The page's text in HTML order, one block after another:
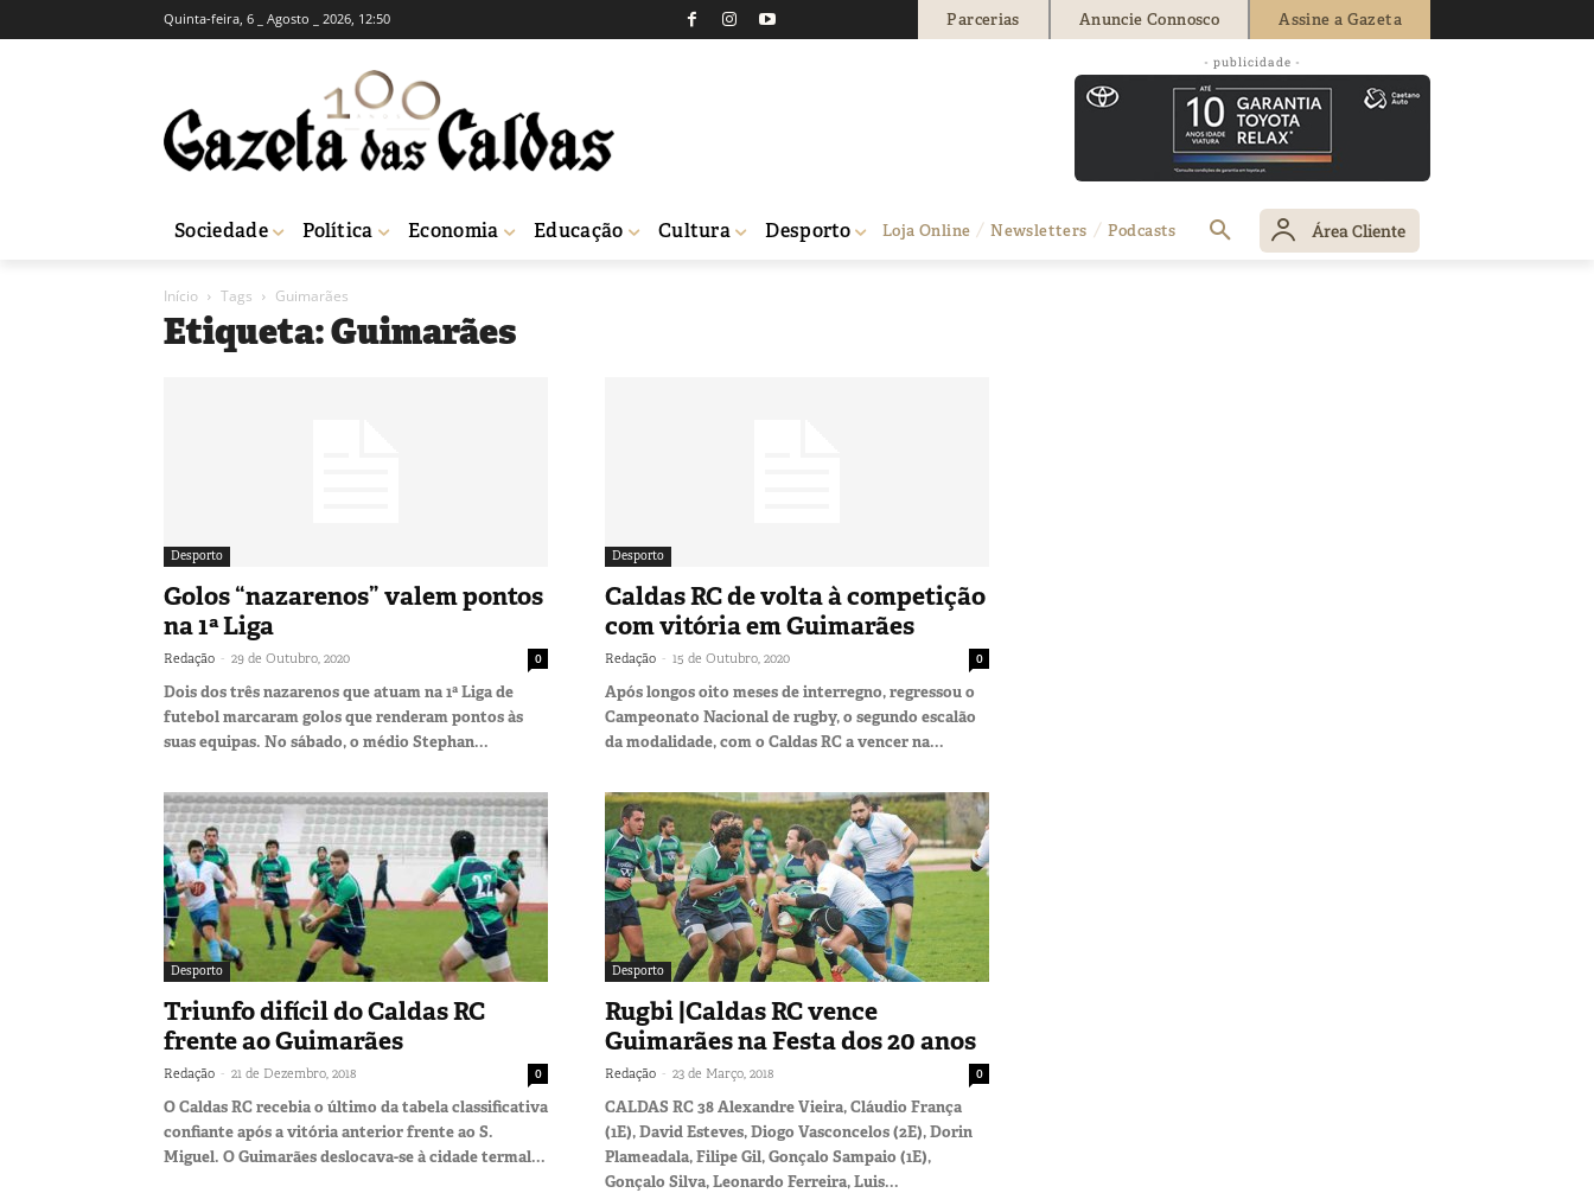
Quinta-feira, 6 _ Agosto _ 2026, 12:50 Parcerias Anuncie Connosco Assine a Gazeta
- publicidade -
Sociedade Política Economia Educação Cultura Desporto Loja Online Newsletters Podcasts Área Cliente
Início Tags Guimarães
Etiqueta: Guimarães
Desporto
Golos “nazarenos” valem pontos
na 1ª Liga
Redação - 29 de Outubro, 2020 0
Dois dos três nazarenos que atuam na 1ª Liga de
futebol marcaram golos que renderam pontos às
suas equipas. No sábado, o médio Stephan...
Desporto
Caldas RC de volta à competição
com vitória em Guimarães
Redação - 15 de Outubro, 2020 0
Após longos oito meses de interregno, regressou o
Campeonato Nacional de rugby, o segundo escalão
da modalidade, com o Caldas RC a vencer na...
Desporto
Triunfo difícil do Caldas RC
frente ao Guimarães
Redação - 21 de Dezembro, 2018 0
O Caldas RC recebia o último da tabela classificativa
confiante após a vitória anterior frente ao S.
Miguel. O Guimarães deslocava-se à cidade termal...
Desporto
Rugbi |Caldas RC vence
Guimarães na Festa dos 20 anos
Redação - 23 de Março, 2018 0
CALDAS RC 38 Alexandre Vieira, Cláudio França
(1E), David Esteves, Diogo Vasconcelos (2E), Dorin
Plameadala, Filipe Gil, Gonçalo Sampaio (1E),
Gonçalo Silva, Leonardo Ferreira, Luis...